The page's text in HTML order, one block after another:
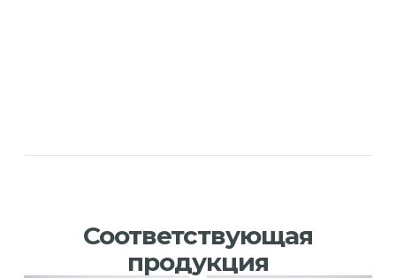
Соответствующая
продукция